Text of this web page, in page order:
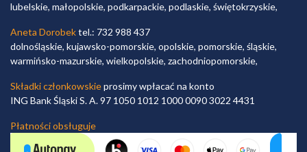
lubelskie, małopolskie, podkarpackie, podlaskie, świętokrzyskie,
Aneta Dorobektel.: 732 988 437
dolnośląskie, kujawsko-pomorskie, opolskie, pomorskie, śląskie,
warmińsko-mazurskie, wielkopolskie, zachodniopomorskie,
Składki członkowskieprosimy wpłacać na konto
ING Bank Śląski S. A. 97 1050 1012 1000 0090 3022 4431
Płatności obsługuje